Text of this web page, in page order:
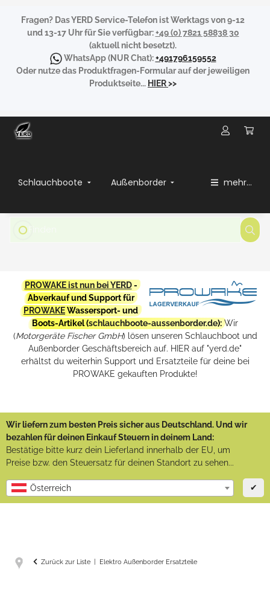
Fragen? Das YERD Service-Telefon ist Werktags von 9-12
und 13-17 Uhr für Sie verfügbar:+49 (0) 7821 58838 30
(aktuell nicht besetzt).
WhatsApp(NUR Chat):+491796159552
Oder nutze das Produktfragen-Formular auf der jeweiligen
Produktseite... HIER>>
Schlauchboote Außenborder mehr...
PROWAKE ist nun bei YERD-
Abverkauf und Support für
PROWAKEWassersport- und
Boots-Artikel (schlauchboote-aussenborder.de): Wir
(Motorgeräte Fischer GmbH) lösen unseren Schlauchboot und
Außenborder Geschäftsbereich auf. HIER auf "yerd.de"
erhältst du weiterhin Support und Ersatzteile für deine bei
PROWAKE gekauften Produkte!
Wir liefern zum besten Preis sicher aus Deutschland. Und wir
bezahlen für deinen Einkauf Steuern in deinem Land:
Bestätige bitte kurz dein Lieferland innerhalb der EU, um
Preise bzw. den Steuersatz für deinen Standort zu sehen...
Österreich ✔
Zurück zur Liste Elektro Außenborder Ersatzteile